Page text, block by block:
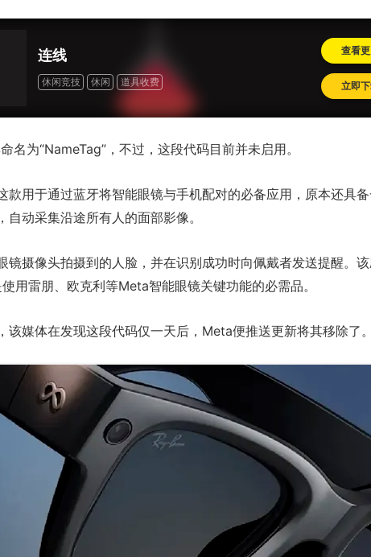
连线
休闲竞技 休闲 道具收费
查看
立即
名为“NameTag”，不过，这段代码目前并未启用。
款用于通过蓝牙将智能眼镜与手机配对的必备应用，原本还具
自动采集沿途所有人的面部影像。
镜摄像头拍摄到的人脸，并在识别成功时向佩戴者发送提醒。
用雷朋、欧克利等Meta智能眼镜关键功能的必需品。
该媒体在发现这段代码仅一天后，Meta便推送更新将其移除了。
年庆典 争霸赛大区火
一看吓一跳：雷死人